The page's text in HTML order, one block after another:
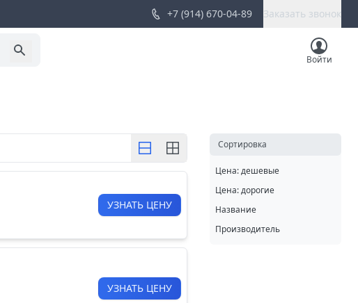
+7 (914) 670-04-89 Заказать звонок
Войти
УЗНАТЬ ЦЕНУ
УЗНАТЬ ЦЕНУ
Cортировка
Цена: дешевые
Цена: дорогие
Название
Производитель